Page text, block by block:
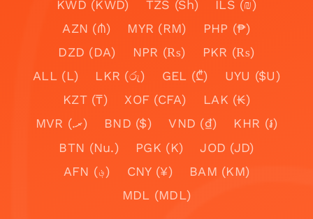
KWD (KWD)
TZS (Sh)
ILS (₪)
AZN (₼)
MYR (RM)
PHP (₱)
DZD (DA)
NPR (₨)
PKR (₨)
ALL (L)
LKR (රු) GEL (₾)
UYU ($U)
KZT (₸)
XOF (CFA)
LAK (₭)
MVR (.ރ)
BND ($) VND (₫)
KHR (៛)
BTN (Nu.)
PGK (K)
JOD (JD)
AFN (؋)
CNY (¥)
BAM (KM)
MDL (MDL)